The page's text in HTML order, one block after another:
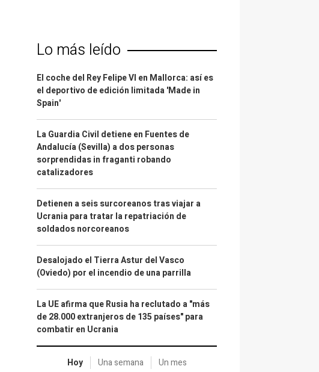
Lo más leído
El coche del Rey Felipe VI en Mallorca: así es
el deportivo de edición limitada 'Made in
Spain'
La Guardia Civil detiene en Fuentes de
Andalucía (Sevilla) a dos personas
sorprendidas in fraganti robando
catalizadores
Detienen a seis surcoreanos tras viajar a
Ucrania para tratar la repatriación de
soldados norcoreanos
Desalojado el Tierra Astur del Vasco
(Oviedo) por el incendio de una parrilla
La UE afirma que Rusia ha reclutado a "más
de 28.000 extranjeros de 135 países" para
combatir en Ucrania
Hoy Una semana Un mes